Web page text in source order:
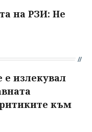
на РЗИ: Не
е излекувал
към